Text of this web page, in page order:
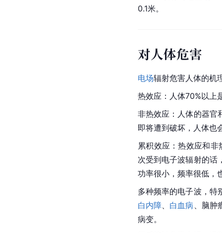
0.1米。
对人体危害
电场辐射危害人体的机
热效应：人体70%以上
非热效应：人体的器官
即将遭到破坏，人体也
累积效应：热效应和
次受到电子波辐射的话
功率很小，频率很低，
多种频率的电子波，特
白内障
白血病 、脑肿
病变。